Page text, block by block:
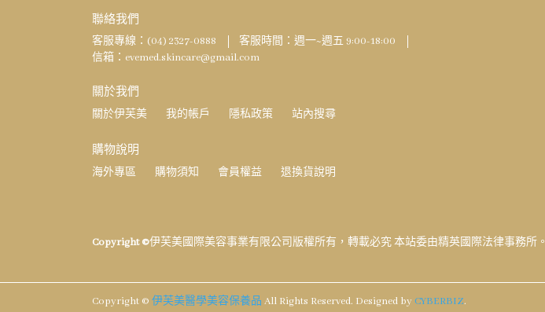
聯絡我們
客服專線：(04) 2327-0888
客服時間：週一~週五 9:00-18:00
信箱：evemed.skincare@gmail.com
關於我們
關於伊芙美 我的帳戶 隱私政策 站內搜尋
購物說明
海外專區 購物須知 會員權益 退換貨說明
Copyright ©伊芙美國際美容事業有限公司版權所有，轉載必究 本站委由精英國際法律事務所。
Copyright © 伊芙美醫學美容保養品 All Rights Reserved. Designed by CYBERBIZ.